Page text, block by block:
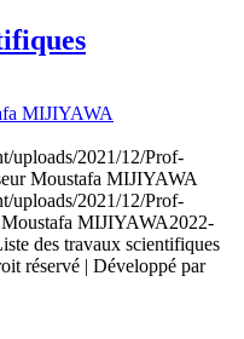
MIJIYAWA
uploads/2021/12/Prof-
Moustafa MIJIYAWA
uploads/2021/12/Prof-
Moustafa MIJIYAWA2022-
des travaux scientifiques
réservé | Développé par